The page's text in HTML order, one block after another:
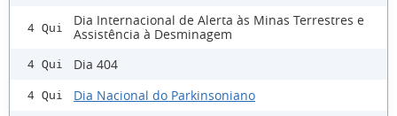
4 Qui
Dia Internacional de Alerta às Minas Terrestres e
Assistência à Desminagem
4 Qui Dia 404
4 Qui Dia Nacional do Parkinsoniano